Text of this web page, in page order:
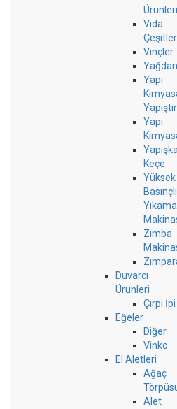
Ürünleri
Vida
Vinçler
Yapı
Yapı
Keçe
Yüksek
Basınçlı
Yıkama
Zımba
Duvarcı
Ürünleri
Çırpi İpi
Eğeler
Diğer
Vinko
El Aletleri
Ağaç
Alet